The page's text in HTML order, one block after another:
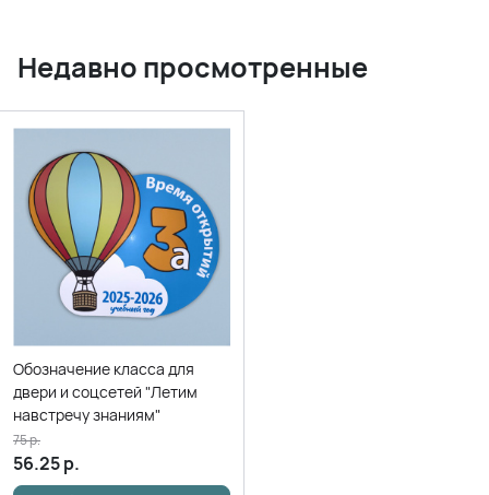
Недавно просмотренные
Обозначение класса для
двери и соцсетей "Летим
навстречу знаниям"
56.25р.
75р.